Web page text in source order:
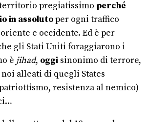
territorio pregiatissimo perché
in assolutoper ogni traffico
e occidente. Ed è per
gli Stati Uniti foraggiarono i
è jihad, oggi sinonimo di terrore,
noi alleati di quegli States
resistenza al nemico)